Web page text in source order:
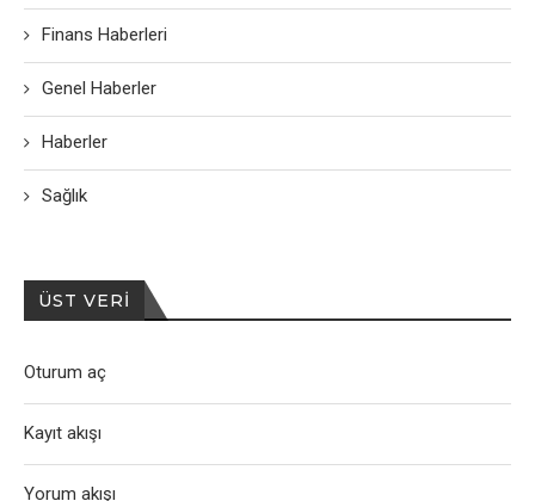
Finans Haberleri
Genel Haberler
Haberler
Sağlık
ÜST VERI
Oturum aç
Kayıt akışı
Yorum akışı